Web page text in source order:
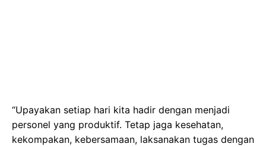
“Upayakan setiap hari kita hadir dengan menjadi
personel yang produktif. Tetap jaga kesehatan,
kekompakan, kebersamaan, laksanakan tugas dengan